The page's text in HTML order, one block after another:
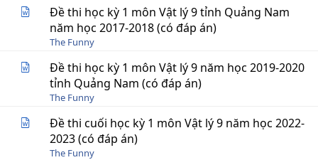
Đề thi học kỳ 1 môn Vật lý 9 tỉnh Quảng Nam
năm học 2017-2018 (có đáp án)
The Funny
Đề thi học kỳ 1 môn Vật lý 9 năm học 2019-2020
tỉnh Quảng Nam (có đáp án)
The Funny
Đề thi cuối học kỳ 1 môn Vật lý 9 năm học 2022-
2023 (có đáp án)
The Funny